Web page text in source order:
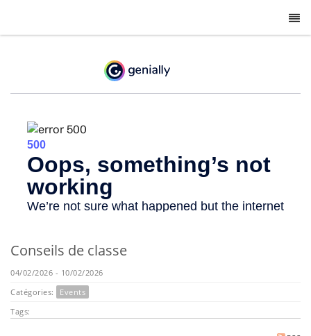
Conseils de classe
04/02/2026 - 10/02/2026
Catégories:
Events
Tags: